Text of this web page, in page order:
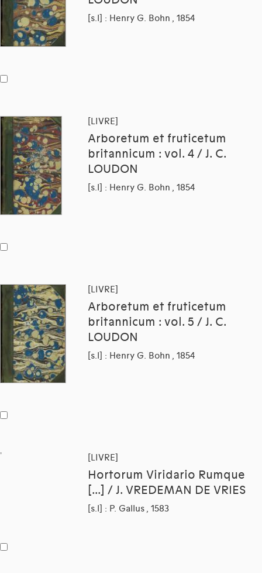
[s.l] : Henry G. Bohn , 1854
[LIVRE]
Arboretum et fruticetum
britannicum : vol. 4 / J. C.
LOUDON
[s.l] : Henry G. Bohn , 1854
[LIVRE]
Arboretum et fruticetum
britannicum : vol. 5 / J. C.
LOUDON
[s.l] : Henry G. Bohn , 1854
[LIVRE]
Hortorum Viridario Rumque
[...] / J. VREDEMAN DE VRIES
[s.l] : P. Gallus , 1583